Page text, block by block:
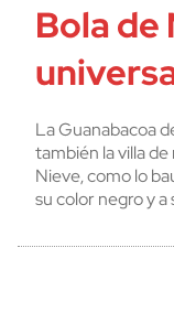
Bola de
La Guanabacoa
también la villa
Nieve, como lo
su color negro y